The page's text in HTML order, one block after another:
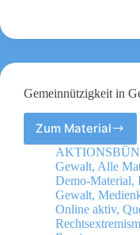
Gemeinnützigkeit in
Zum Material
in
Gefahr?
Leitfaden
Gewalt, Alle
Demo-Material,
Gewalt,
Online aktiv,